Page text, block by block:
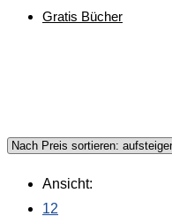
Gratis Bücher
Ansicht:
12